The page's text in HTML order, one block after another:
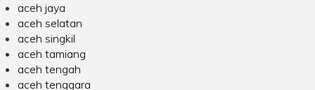
aceh jaya
aceh selatan
aceh singkil
aceh tamiang
aceh tengah
aceh tenggara